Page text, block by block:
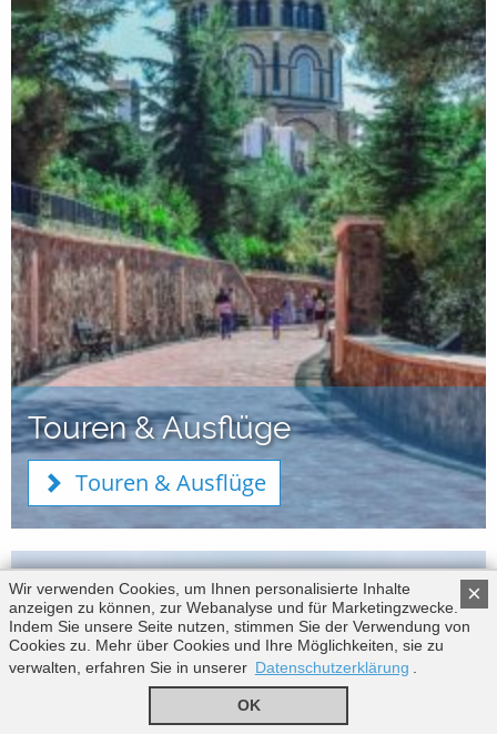
Touren & Ausflüge
Touren & Ausflüge
×
Wir verwenden Cookies, um Ihnen personalisierte Inhalte
anzeigen zu können, zur Webanalyse und für Marketingzwecke.
Indem Sie unsere Seite nutzen, stimmen Sie der Verwendung von
Cookies zu. Mehr über Cookies und Ihre Möglichkeiten, sie zu
verwalten, erfahren Sie in unserer Datenschutzerklärung
OK